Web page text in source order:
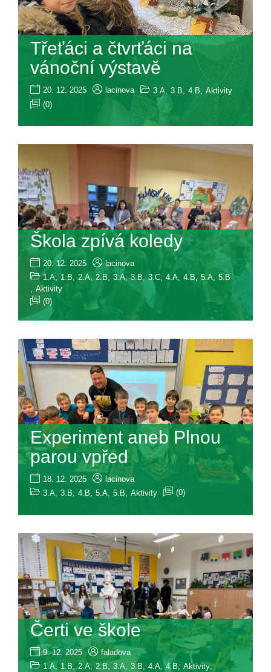
Třeťáci a čtvrťáci na
vánoční výstavě
20. 12. 2025 lacinova 3.A, 3.B, 4.B, Aktivity
(0)
Škola zpívá koledy
20. 12. 2025
lacinova
1.A, 1.B 2.A 2.B 3.A, 3.B 3.C 4.A 4.B 5.A
5.B
Aktivity
(0)
Experiment aneb Plnou
parou vpřed
18. 12. 2025
lacinova
3.A, 3.B, 4.B, 5.A, 5.B, Aktivity (0)
Čerti ve škole
9. 12. 2025
faladova
1.A, 1.B 2.A 2.B 3.A 3.B 4.A 4.B Aktivity,